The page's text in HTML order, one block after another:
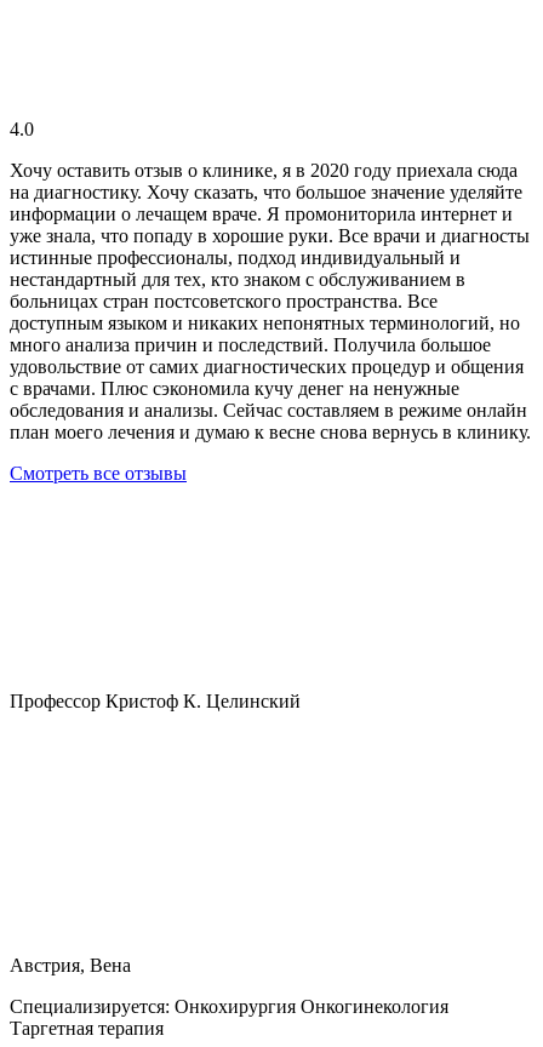
4.0
Хочу оставить отзыв о клинике, я в 2020 году приехала сюда
на диагностику. Хочу сказать, что большое значение уделяйте
информации о лечащем враче. Я промониторила интернет и
уже знала, что попаду в хорошие руки. Все врачи и диагносты
истинные профессионалы, подход индивидуальный и
нестандартный для тех, кто знаком с обслуживанием в
больницах стран постсоветского пространства. Все
доступным языком и никаких непонятных терминологий, но
много анализа причин и последствий. Получила большое
удовольствие от самих диагностических процедур и общения
с врачами. Плюс сэкономила кучу денег на ненужные
обследования и анализы. Сейчас составляем в режиме онлайн
план моего лечения и думаю к весне снова вернусь в клинику.
Смотреть все отзывы
Профессор Кристоф К. Целинский
Австрия, Вена
Специализируется: Онкохирургия Онкогинекология
Таргетная терапия